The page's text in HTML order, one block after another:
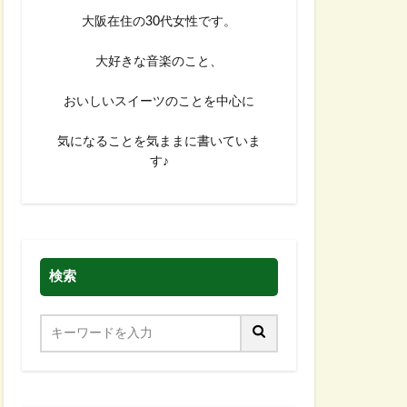
大阪在住の30代女性です。
大好きな音楽のこと、
おいしいスイーツのことを中心に
気になることを気ままに書いていま
す♪
検索